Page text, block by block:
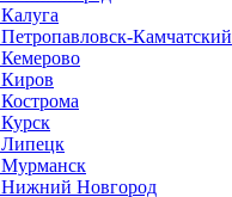
Калуга
Петропавловск-Камчатский
Кемерово
Киров
Кострома
Курск
Липецк
Мурманск
Нижний Новгород